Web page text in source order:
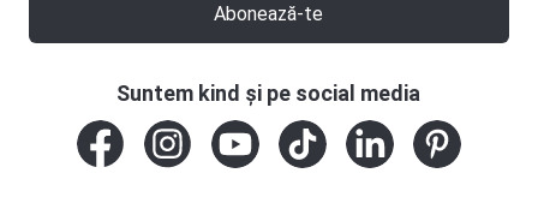
Abonează-te
Suntem kind și pe social media